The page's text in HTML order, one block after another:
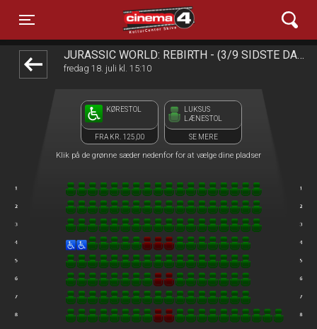
Toggle navigation
Cinema4
JURASSIC WORLD: REBIRTH - (3/9 SIDSTE DAG)
fredag 18. juli kl. 15:10
KØRESTOL
FRA KR. 125,00
LUKSUS
LÆNESTOL
SE MERE
Klik på de grønne sæder nedenfor for at vælge dine pladser
front03-cc 124919